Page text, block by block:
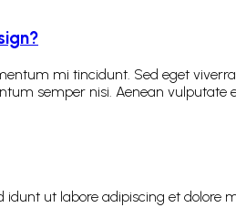
mi tincidunt. Sed eget
semper nisi. Aenean vulputate
idunt ut labore adipiscing et dolore